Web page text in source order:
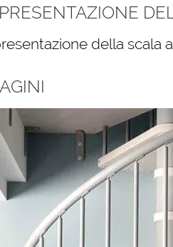
della scala